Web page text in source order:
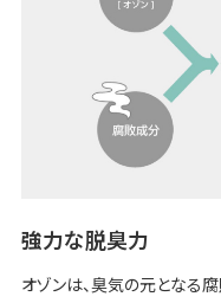
強力な脱臭力
オゾンは、臭気の元となる